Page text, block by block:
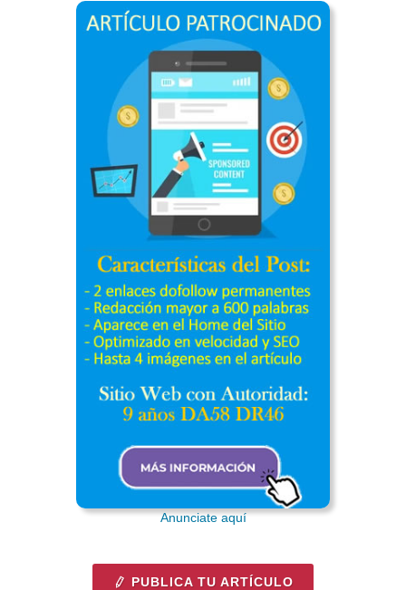
Anunciate aquí
PUBLICA TU ARTÍCULO